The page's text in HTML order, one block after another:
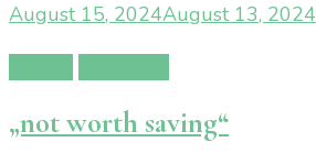
August 15, 2024August 13, 2024
„not worth saving“